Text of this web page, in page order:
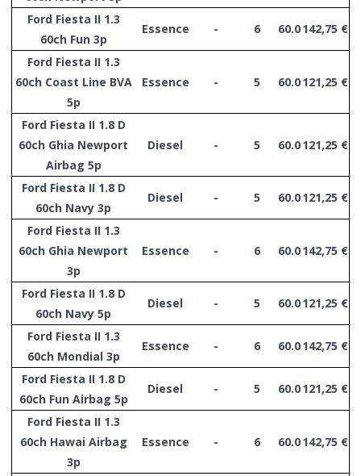
Ford Fiesta II 1.3
60ch Fun 3p
Essence - 6 60.0142,75 €
Ford Fiesta II 1.3
60ch Coast Line BVA
5p
Essence - 5 60.0121,25 €
Ford Fiesta II 1.8 D
60ch Ghia Newport
Airbag 5p
Diesel - 5 60.0121,25 €
Ford Fiesta II 1.8 D
60ch Navy 3p
Diesel - 5 60.0121,25 €
Ford Fiesta II 1.3
60ch Ghia Newport
3p
Essence - 6 60.0142,75 €
Ford Fiesta II 1.8 D
60ch Navy 5p
Diesel - 5 60.0121,25 €
Ford Fiesta II 1.3
60ch Mondial 3p
Essence - 6 60.0142,75 €
Ford Fiesta II 1.8 D
60ch Fun Airbag 5p
Diesel - 5 60.0121,25 €
Ford Fiesta II 1.3
60ch Hawai Airbag
3p
Essence - 6 60.0142,75 €